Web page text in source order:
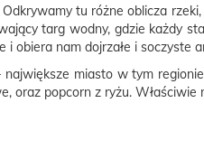
tu różne oblicza
targ wodny, gdzie każdy
obiera nam dojrzałe i soczyste
miasto w tym
oraz popcorn z ryżu. Właściwie